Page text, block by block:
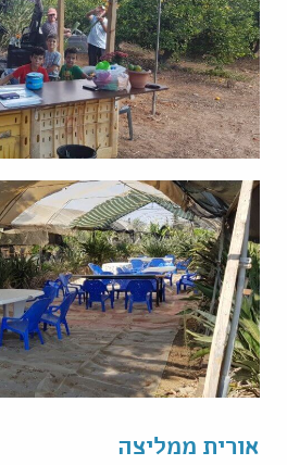
אורית ממליצה